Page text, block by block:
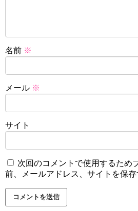
名前 ※
メール ※
サイト
次回のコメントで使用するため
前、メールアドレス、サイトを保存